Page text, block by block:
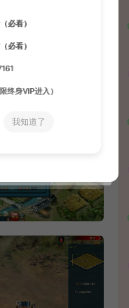
必看）
必看）
终身VIP进入）
我知道了